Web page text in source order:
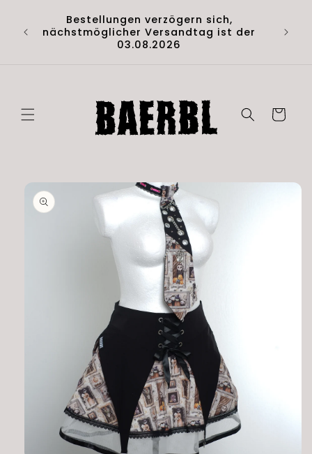
Inhalt
Bestellungen verzögern sich,
nächstmöglicher Versandtag ist der
03.08.2026
Warenkorb